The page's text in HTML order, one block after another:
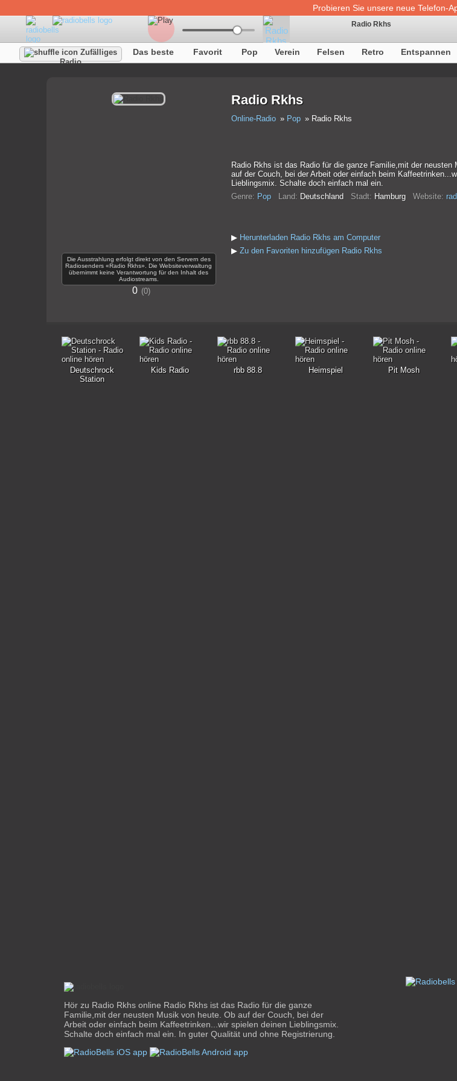
Probieren Sie unsere neue Telefon-
Radio Rkhs
Zufälliges
Radio
Das beste Favorit Pop Verein Felsen Retro Entspannen
Die Ausstrahlung erfolgt direkt von den Servern des
Radiosenders «Radio Rkhs». Die Websiteverwaltung
übernimmt keine Verantwortung für den Inhalt des
Audiostreams.
0 0
Radio Rkhs
Online-Radio Pop Radio Rkhs
Radio Rkhs ist das Radio für die ganze Familie,mit der neusten
auf der Couch, bei der Arbeit oder einfach beim
Lieblingsmix. Schalte doch einfach mal ein.
Genre: Pop Land: Deutschland Stadt: Hamburg Website:
▶ Herunterladen Radio Rkhs am Computer
▶ Zu den Favoriten hinzufügen Radio Rkhs
Deutschrock
Station
Kids Radio rbb 88.8 Heimspiel Pit Mosh
Hör zu Radio Rkhs online Radio Rkhs ist das Radio für die ganze
Familie,mit der neusten Musik von heute. Ob auf der Couch, bei der
Arbeit oder einfach beim Kaffeetrinken...wir spielen deinen Lieblingsmix.
Schalte doch einfach mal ein. In guter Qualität und ohne Registrierung.